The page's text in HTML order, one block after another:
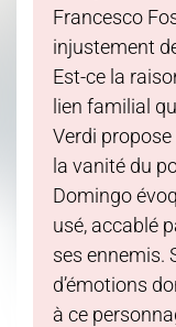
Francesco
injustement
Est-ce la
lien familial
Verdi
la vanité du
Domingo
usé, accablé
ses ennemis.
d’émotions
à ce